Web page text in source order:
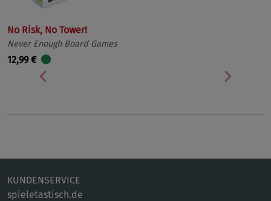
No Risk, No Tower!
Never Enough Board Games
12,99 €
Vorherige
KUNDENSERVICE
spieletastisch.de